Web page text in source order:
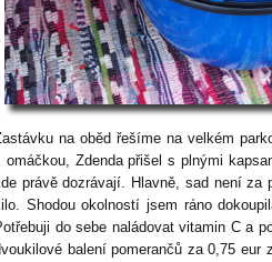
na oběd řešíme na velkém
omáčkou, Zdenda přišel s plnými
právě dozrávají. Hlavně, sad není
Shodou okolností jsem ráno
do sebe naládovat vitamin C a
balení pomerančů za 0,75